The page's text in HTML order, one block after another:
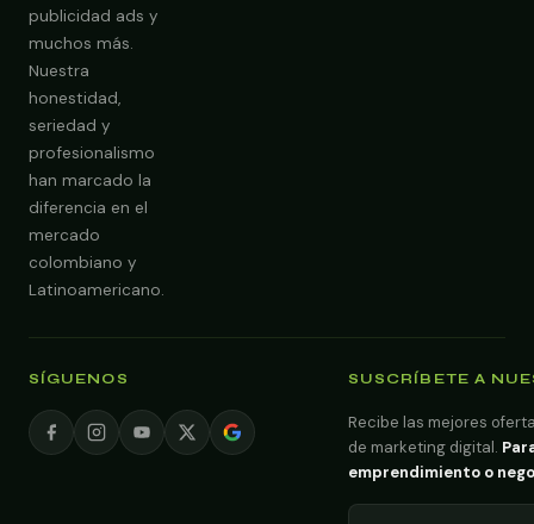
publicidad ads y
muchos más.
Nuestra
honestidad,
seriedad y
profesionalismo
han marcado la
diferencia en el
mercado
colombiano y
Latinoamericano.
SÍGUENOS SUSCRÍBETE A
Recibe las mejores
de marketing digital.
emprendimiento o